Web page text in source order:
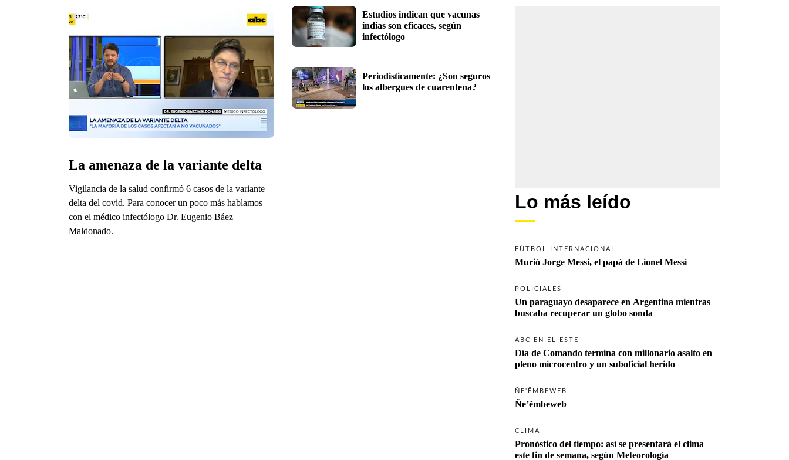
La amenaza de la variante delta
Vigilancia de la salud confirmó 6 casos de la variante
delta del covid. Para conocer un poco más hablamos
con el médico infectólogo Dr. Eugenio Báez
Maldonado.
Estudios indican que vacunas
indias son eficaces, según
infectólogo
Periodisticamente: ¿Son seguros
los albergues de cuarentena?
Lo más leído
FÚTBOL INTERNACIONAL
Murió Jorge Messi, el papá de Lionel Messi
POLICIALES
Un paraguayo desaparece en Argentina mientras
ABC EN EL ESTE
Día de Comando termina con millonario asalto en
pleno microcentro y un suboficial herido
ÑE'ẼMBEWEB
Ñe’ẽmbeweb
CLIMA
Pronóstico del tiempo: así se presentará el clima
este fin de semana, según Meteorología